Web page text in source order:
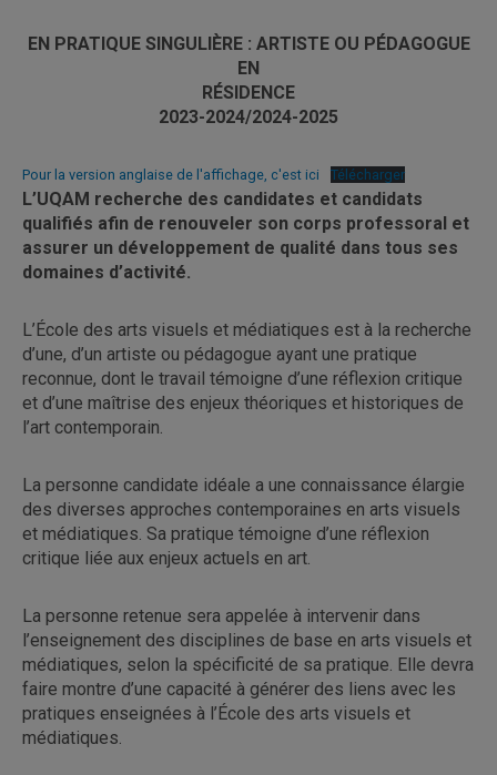
EN PRATIQUE SINGULIÈRE : ARTISTE OU PÉDAGOGUE
EN
RÉSIDENCE
2023-2024/2024-2025
Pour la version anglaise de l'affichage, c'est ici Télécharger
L’UQAM recherche des candidates et candidats
qualifiés afin de renouveler son corps professoral et
assurer un développement de qualité dans tous ses
domaines d’activité.
L’École des arts visuels et médiatiques est à la recherche
d’une, d’un artiste ou pédagogue ayant une pratique
reconnue, dont le travail témoigne d’une réflexion critique
et d’une maîtrise des enjeux théoriques et historiques de
l’art contemporain.
La personne candidate idéale a une connaissance élargie
des diverses approches contemporaines en arts visuels
et médiatiques. Sa pratique témoigne d’une réflexion
critique liée aux enjeux actuels en art.
La personne retenue sera appelée à intervenir dans
l’enseignement des disciplines de base en arts visuels et
médiatiques, selon la spécificité de sa pratique. Elle devra
faire montre d’une capacité à générer des liens avec les
pratiques enseignées à l’École des arts visuels et
médiatiques.